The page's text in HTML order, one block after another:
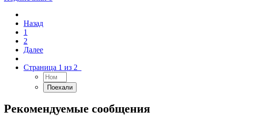
Назад
1
2
Далее
Страница 1 из 2
Рекомендуемые сообщения